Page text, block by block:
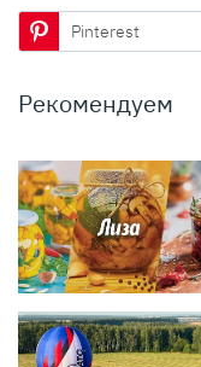
Pinterest
Рекомендуем